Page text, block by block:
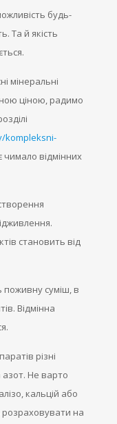
будь-
Та й якість
мінеральні
ціною, радимо
kompleksni-
чимало відмінних
становить від
суміш, в
Відмінна
різні
Не варто
кальцій або
розраховувати на